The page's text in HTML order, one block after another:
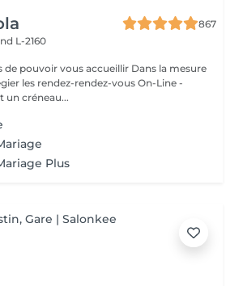
867
L-2160
vous accueillir Dans la mesure
les rendez-rendez-vous On-Line -
un créneau...
Plus